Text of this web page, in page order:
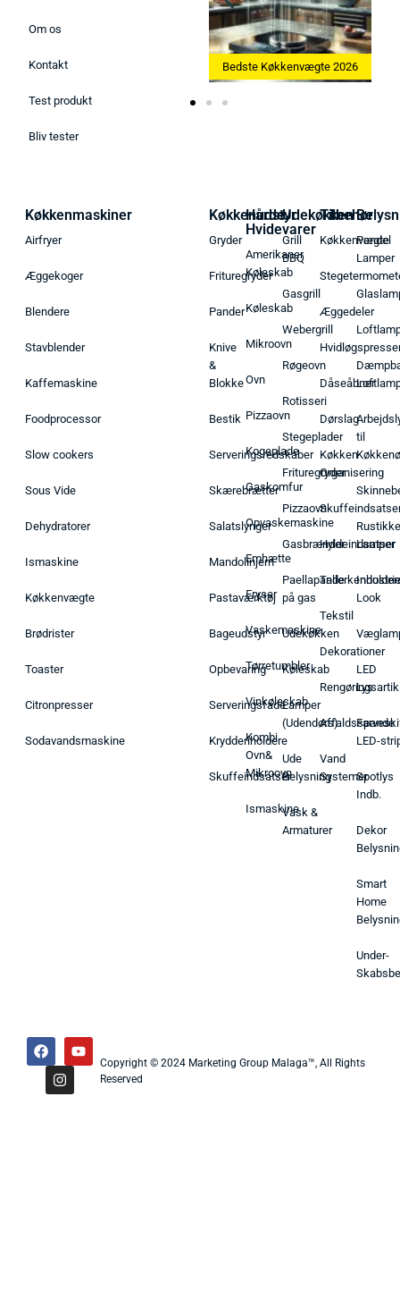
Om os
Kontakt
Test produkt
Bliv tester
2026 Bedste Køkkenvægte 2026 Bedste Æggekoger
Køkkenmaskiner
Airfryer
Æggekoger
Blendere
Stavblender
Kaffemaskine
Foodprocessor
Slow cookers
Sous Vide
Dehydratorer
Ismaskine
Køkkenvægte
Brødrister
Toaster
Citronpresser
Sodavandsmaskine
Køkkenudstyr
Gryder
Frituregryder
Pander
Knive
&
Blokke
Bestik
Serveringsredskaber
Skærebrætter
Salatslynger
Mandolinjern
Pastaværktøj
Bageudstyr
Opbevaring
Serveringsfade
Krydderiholdere
Skuffeindsatser
Hårde
Hvidevarer
Amerikaner
Køleskab
Køleskab
Mikroovn
Ovn
Pizzaovn
Kogeplade
Gaskomfur
Opvaskemaskine
Emhætte
Fryser
Vaskemaskine
Tørretumbler
Vinkøleskab
Kombi
Ovn&
Mikroovn
Ismaskine
Udekøkken
Grill
BBQ
Gasgrill
Webergrill
Røgeovn
Rotisseri
Stegeplader
Frituregryder
Pizzaovn
Gasbrænder
Paellapande
på gas
Udekøkken
Køleskab
Lamper
(Udendørs)
Ude
Belysning
Vask &
Armaturer
Tilbehør
Køkkenvægte
Æggedeler
Dåseåbner
Dørslag
Køkken
Organisering
Hyldeindsatser
Tekstil
Dekorationer
Affaldsspande
Vand
Systemer
Pendel
Lamper
til
Rustikke
Lamper
Look
LED
Lys
LED-
Spotlys
Indb.
Dekor
Smart
Home
Under-
Copyright © 2024 Marketing Group Malaga™, All Rights
Reserved